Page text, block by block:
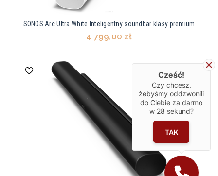
SONOS Arc Ultra White Inteligentny soundbar klasy premium
4 799,00 zł
Cześć!
Czy chcesz,
żebyśmy oddzwonili
do Ciebie za darmo
w 28 sekund?
TAK